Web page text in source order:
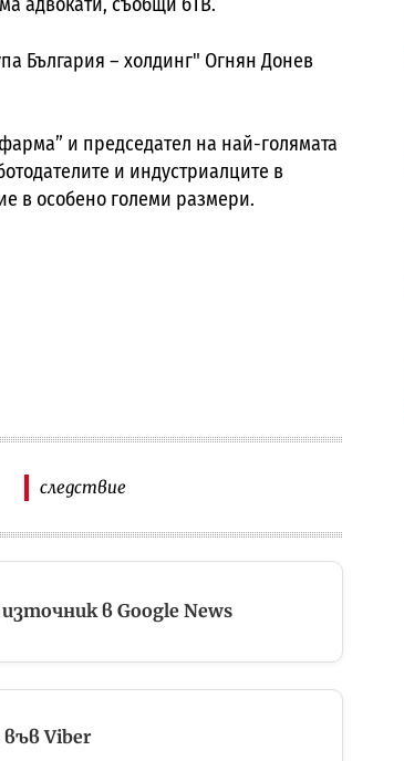
България – холдинг" Огнян Донев
и председател на най-голямата
и индустриалците в
в особено големи размери.
следствие
в Google News
Viber